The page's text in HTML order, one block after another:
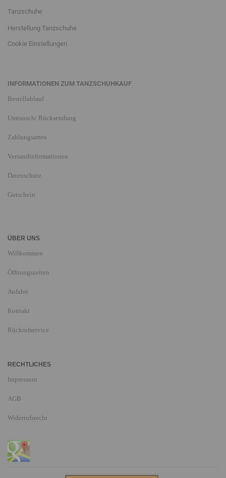
Tanzschuhe
Herstellung Tanzschuhe
Cookie Einstellungen
INFORMATIONEN ZUM TANZSCHUHKAUF
Bestellablauf
Umtausch/ Rücksendung
Zahlungsarten
Versandinformationen
Datenschutz
Gutschein
ÜBER UNS
Willkommen
Öffnungszeiten
Anfahrt
Kontakt
Rückrufservice
RECHTLICHES
Impressum
AGB
Widerrufsrecht